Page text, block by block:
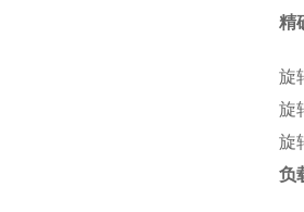
精
旋
旋
旋
负